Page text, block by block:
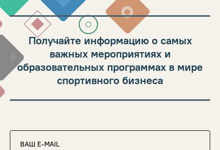
Получайте информацию о самых
важных мероприятиях и
образовательных программах в мире
спортивного бизнеса